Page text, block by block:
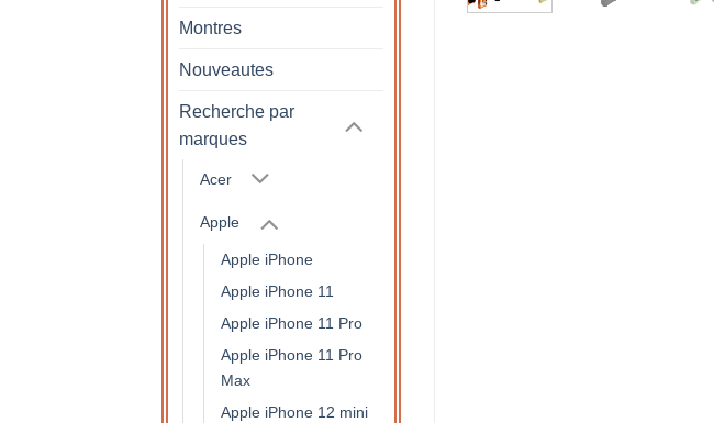
Montres
Nouveautes
Recherche par
marques
Acer
Apple
Apple iPhone
Apple iPhone 11
Apple iPhone 11 Pro
Apple iPhone 11 Pro
Max
Apple iPhone 12 mini